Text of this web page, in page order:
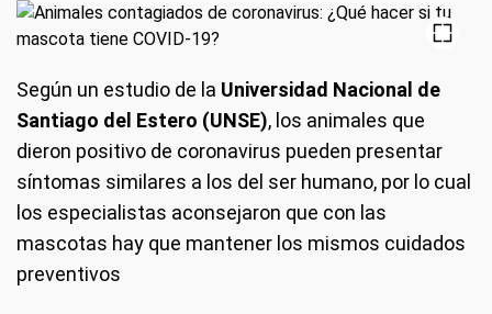
Según un estudio de la Universidad Nacional de
Santiago del Estero (UNSE), los animales que
dieron positivo de coronavirus pueden presentar
síntomas similares a los del ser humano, por lo cual
los especialistas aconsejaron que con las
mascotas hay que mantener los mismos cuidados
preventivos